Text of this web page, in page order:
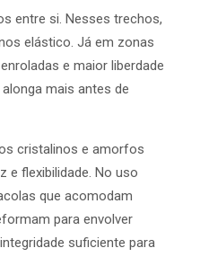
entre si. Nesses trechos,
elástico. Já em zonas
e maior liberdade
mais antes de
cristalinos e amorfos
e flexibilidade. No uso
que acomodam
para envolver
suficiente para